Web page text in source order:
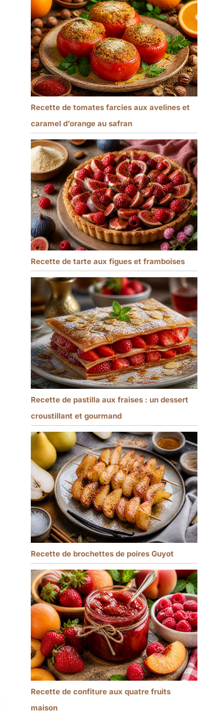
Recette de tomates farcies aux avelines et
caramel d’orange au safran
Recette de tarte aux figues et framboises
Recette de pastilla aux fraises : un dessert
croustillant et gourmand
Recette de brochettes de poires Guyot
Recette de confiture aux quatre fruits
maison